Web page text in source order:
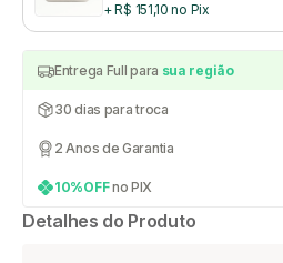
+ R$ 151,10 no Pix
Entrega Full para sua região
30 dias para troca
2 Anos de Garantia
10%OFFno PIX
Detalhes do Produto